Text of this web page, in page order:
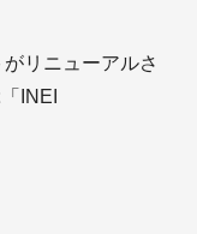
リニューアルさ
INEI